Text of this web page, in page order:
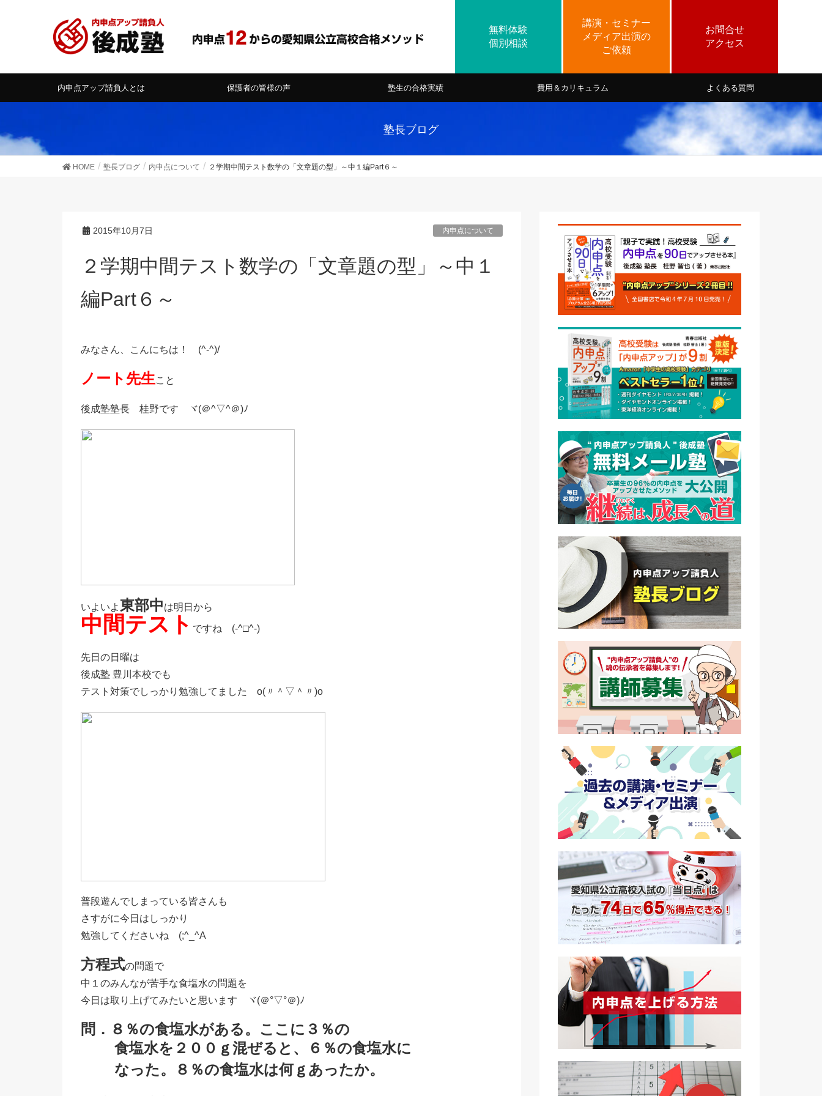
内申点アップ請負人とは 保護者の皆様の声 塾生の合格実績 費用＆カリキュラム よくある質問
塾長ブログ
HOME 塾長ブログ 内申点について ２学期中間テスト数学の「文章題の型」～中１編Part６～
2015年10月7日 内申点について
２学期中間テスト数学の「文章題の型」～中１
編Part６～
みなさん、こんにちは！ (^-^)/
ノート先生こと
後成塾塾長 桂野です ヾ(＠^▽^＠)ﾉ
いよいよ 東部中は明日から
中間テスト ですね (-^□^-)
先日の日曜は
後成塾 豊川本校でも
テスト対策でしっかり勉強してました o(〃＾▽＾〃)o
普段遊んでしまっている皆さんも
さすがに今日はしっかり
勉強してくださいね (;^_^A
方程式の問題で
中１のみんなが苦手な食塩水の問題を
今日は取り上げてみたいと思います ヾ(＠°▽°＠)ﾉ
問．８％の食塩水がある。ここに３％の
食塩水を２００ｇ混ぜると、６％の食塩水に
なった。
８％の食塩水は何ｇあったか。